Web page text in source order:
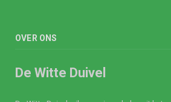
OVER ONS
De Witte Duivel